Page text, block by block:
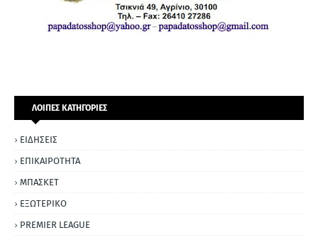
ΛΟΙΠΕΣ ΚΑΤΗΓΟΡΙΕΣ
ΕΙΔΗΣΕΙΣ
ΕΠΙΚΑΙΡΟΤΗΤΑ
ΜΠΑΣΚΕΤ
ΕΞΩΤΕΡΙΚΟ
PREMIER LEAGUE